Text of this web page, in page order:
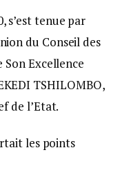
s’est tenue par
du Conseil des
Son Excellence
TSHILOMBO,
de l’Etat.
les points